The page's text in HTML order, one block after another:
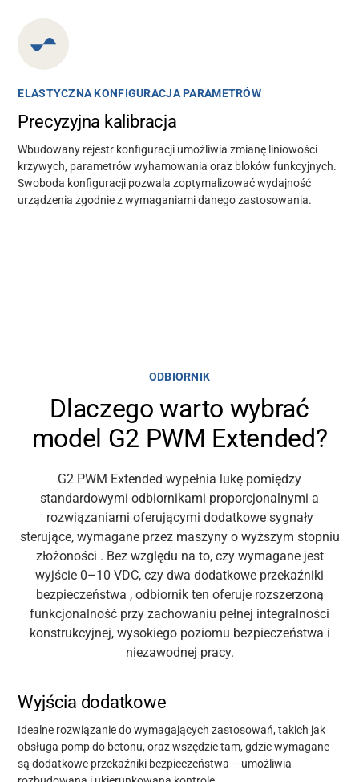
ELASTYCZNA KONFIGURACJA PARAMETRÓW
Precyzyjna kalibracja
Wbudowany rejestr konfiguracji umożliwia zmianę liniowości
krzywych, parametrów wyhamowania oraz bloków funkcyjnych.
Swoboda konfiguracji pozwala zoptymalizować wydajność
urządzenia zgodnie z wymaganiami danego zastosowania.
ODBIORNIK
Dlaczego warto wybrać
model G2 PWM Extended?
G2 PWM Extended wypełnia lukę pomiędzy
standardowymi odbiornikami proporcjonalnymi a
rozwiązaniami oferującymi dodatkowe sygnały
sterujące, wymagane przez maszyny o wyższym stopniu
złożoności . Bez względu na to, czy wymagane jest
wyjście 0–10 VDC, czy dwa dodatkowe przekaźniki
bezpieczeństwa , odbiornik ten oferuje rozszerzoną
funkcjonalność przy zachowaniu pełnej integralności
konstrukcyjnej, wysokiego poziomu bezpieczeństwa i
niezawodnej pracy.
Wyjścia dodatkowe
Idealne rozwiązanie do wymagających zastosowań, takich jak
obsługa pomp do betonu, oraz wszędzie tam, gdzie wymagane
sądodatkowe przekaźniki bezpieczeństwa – umożliwia